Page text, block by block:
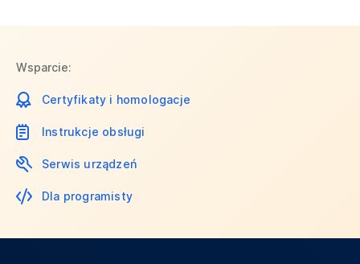
Wsparcie:
Certyfikaty i homologacje
Instrukcje obsługi
Serwis urządzeń
Dla programisty